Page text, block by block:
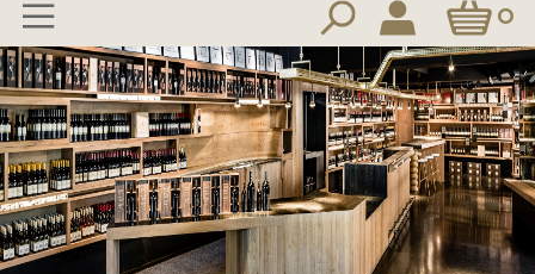
Carrello0
Salta
al
contenuto